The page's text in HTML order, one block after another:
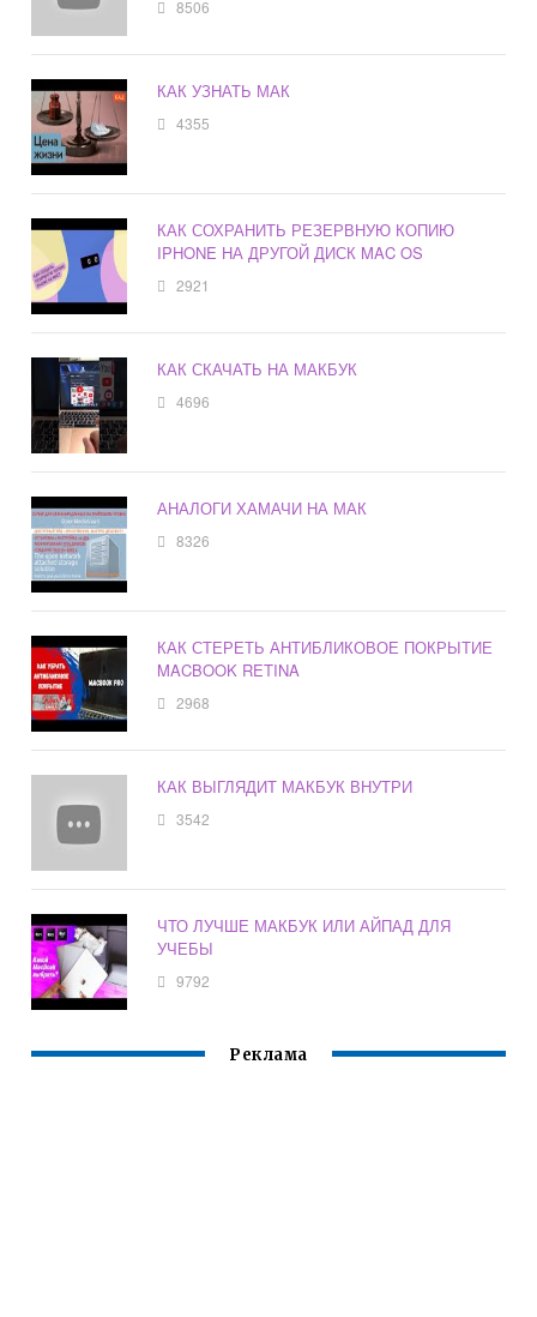
8506
КАК УЗНАТЬ МАК
4355
КАК СОХРАНИТЬ РЕЗЕРВНУЮ КОПИЮ
IPHONE НА ДРУГОЙ ДИСК MAC OS
2921
КАК СКАЧАТЬ НА МАКБУК
4696
АНАЛОГИ ХАМАЧИ НА МАК
8326
КАК СТЕРЕТЬ АНТИБЛИКОВОЕ ПОКРЫТИЕ
MACBOOK RETINA
2968
КАК ВЫГЛЯДИТ МАКБУК ВНУТРИ
3542
ЧТО ЛУЧШЕ МАКБУК ИЛИ АЙПАД ДЛЯ
УЧЕБЫ
9792
Реклама